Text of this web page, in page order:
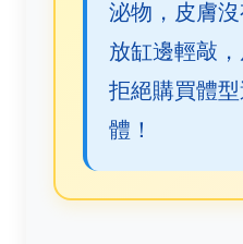
泌物，皮膚
放缸邊輕敲，
拒絕購買體
體！